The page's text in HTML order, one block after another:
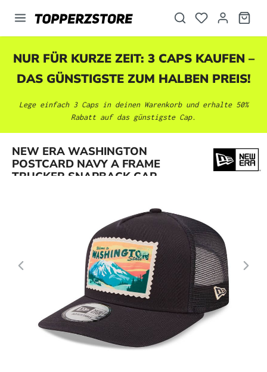
springen
NUR FÜR KURZE ZEIT: 3 CAPS KAUFEN –
DAS GÜNSTIGSTE ZUM HALBEN PREIS!
Lege einfach 3 Caps in deinen Warenkorb und erhalte 50%
Rabatt auf das günstigste Cap.
NEW ERA WASHINGTON
POSTCARD NAVY A FRAME
TRUCKER SNAPBACK CAP
Bildergalerie überspringen